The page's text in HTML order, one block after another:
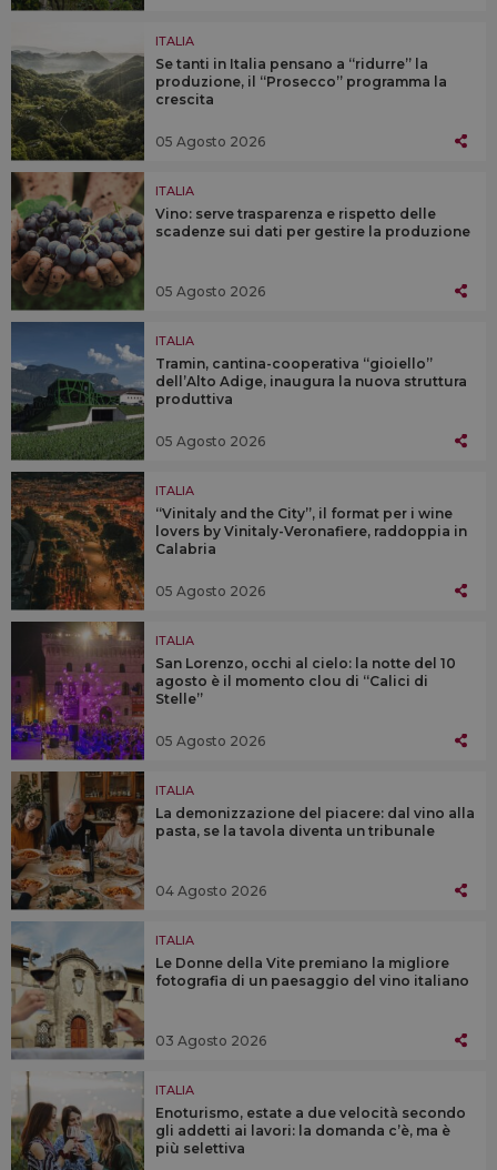
ITALIA
Se tanti in Italia pensano a “ridurre” la
produzione, il “Prosecco” programma la
crescita
05 Agosto 2026
ITALIA
Vino: serve trasparenza e rispetto delle
scadenze sui dati per gestire la produzione
05 Agosto 2026
ITALIA
Tramin, cantina-cooperativa “gioiello”
dell’Alto Adige, inaugura la nuova struttura
produttiva
05 Agosto 2026
ITALIA
“Vinitaly and the City”, il format per i wine
lovers by Vinitaly-Veronafiere, raddoppia in
Calabria
05 Agosto 2026
ITALIA
San Lorenzo, occhi al cielo: la notte del 10
agosto è il momento clou di “Calici di
Stelle”
05 Agosto 2026
ITALIA
La demonizzazione del piacere: dal vino alla
pasta, se la tavola diventa un tribunale
04 Agosto 2026
ITALIA
Le Donne della Vite premiano la migliore
fotografia di un paesaggio del vino italiano
03 Agosto 2026
ITALIA
Enoturismo, estate a due velocità secondo
gli addetti ai lavori: la domanda c’è, ma è
più selettiva